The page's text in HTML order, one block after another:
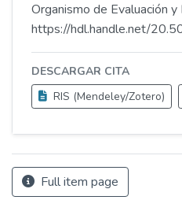
Organismo de Evaluación
https://hdl.handle.net/
DESCARGAR CITA
RIS (Mendeley/Zotero)
Full item page